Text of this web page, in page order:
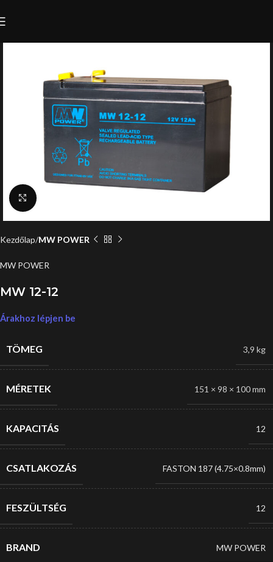
Click to enlarge
Kezdőlap MW POWER
MW POWER
MW 12-12
Árakhoz lépjen be
TÖMEG 3,9 kg
MÉRETEK 151 × 98 × 100 mm
KAPACITÁS 12
CSATLAKOZÁS FASTON 187 (4.75×0.8mm)
FESZÜLTSÉG 12
BRAND MW POWER